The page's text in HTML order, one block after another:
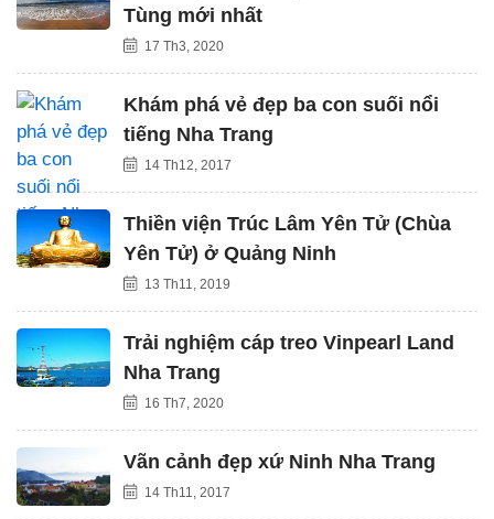
Tùng mới nhất
17 Th3, 2020
Khám phá vẻ đẹp ba con suối nổi
tiếng Nha Trang
14 Th12, 2017
Thiền viện Trúc Lâm Yên Tử (Chùa
Yên Tử) ở Quảng Ninh
13 Th11, 2019
Trải nghiệm cáp treo Vinpearl Land
Nha Trang
16 Th7, 2020
Vãn cảnh đẹp xứ Ninh Nha Trang
14 Th11, 2017